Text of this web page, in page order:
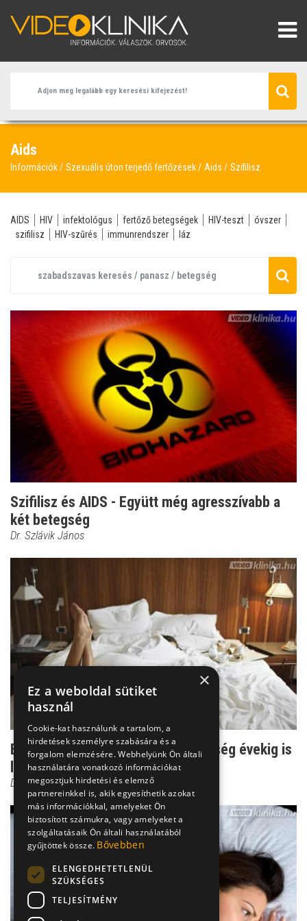
Aids
Információk Szexuális úton terjedő fertőzések Aids Szifilisz
AIDS HIV infektológus fertőző betegségek HIV-teszt
óvszer
szifilisz
HIV-szűrés immunrendszer láz
Szifilisz és AIDS - Együtt még agresszívabb a
két betegség
Dr. Szlávik János
Egyéjszakás kaland - a nemibetegség évekig is
lappanghat
Dr. Tisza Tímea
×
Ez a weboldal sütiket
használ
Cookie-kat használunk a tartalom, a
hirdetések személyre szabására és a
forgalom elemzésére. Webhelyünk Ön általi
használatára vonatkozó információkat
megosztjuk hirdetési és elemző
partnereinkkel is, akik egyesíthetik azokat
más információkkal, amelyeket Ön
biztosított számukra, vagy amelyeket a
szolgáltatásaik Ön általi használatából
gyűjtöttek össze. Bővebben
ELENGEDHETETLENÜL
SZÜKSÉGES
TELJESÍTMÉNY